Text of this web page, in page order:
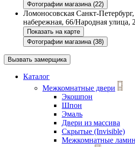
Фотографии магазина (22)
Ломоносовская Санкт-
набережная, 66/Народная улица, 2
Показать на карте
Фотографии магазина (38)
Вызвать замерщика
Каталог
Межкомнатные двери
Экошпон
Шпон
Эмаль
Двери из массива
Скрытые (Invisible)
Межкомнатные